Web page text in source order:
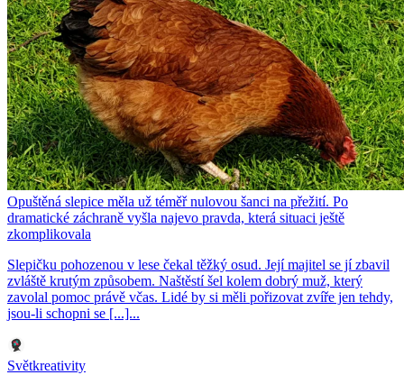
Opuštěná slepice měla už téměř nulovou šanci na přežití. Po
dramatické záchraně vyšla najevo pravda, která situaci ještě
zkomplikovala
Slepičku pohozenou v lese čekal těžký osud. Její majitel se jí zbavil
zvláště krutým způsobem. Naštěstí šel kolem dobrý muž, který
zavolal pomoc právě včas. Lidé by si měli pořizovat zvíře jen tehdy,
jsou-li schopni se [...]...
Světkreativity